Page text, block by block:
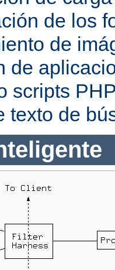
de los
de
de
scripts
texto de